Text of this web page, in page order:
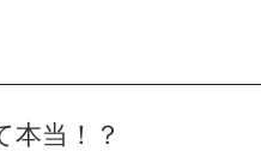
本当！？